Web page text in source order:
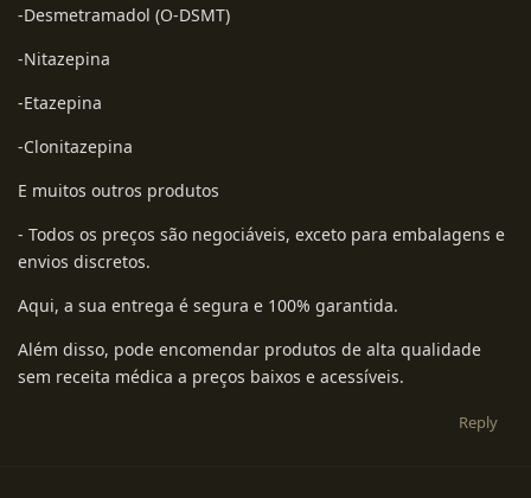
-Desmetramadol (O-DSMT)
-Nitazepina
-Etazepina
-Clonitazepina
E muitos outros produtos
- Todos os preços são negociáveis, exceto para embalagens e
envios discretos.
Aqui, a sua entrega é segura e 100% garantida.
Além disso, pode encomendar produtos de alta qualidade
sem receita médica a preços baixos e acessíveis.
Reply